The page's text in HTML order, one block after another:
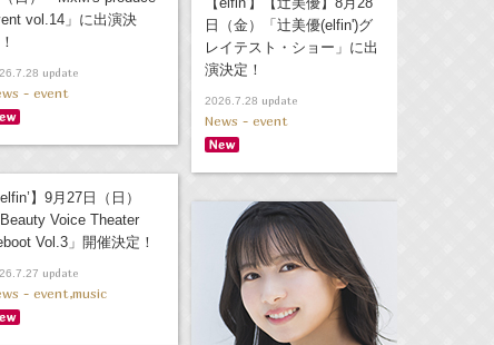
vol.14」に出演決
update
- event
日（金）「辻美優(elfin')グ
レイテスト・ショー」に出
演決定！
2026.7.28 update
News - event
elfin’】9月27日（日）
Beauty Voice Theater
Vol.3」開催決定！
update
- event,music